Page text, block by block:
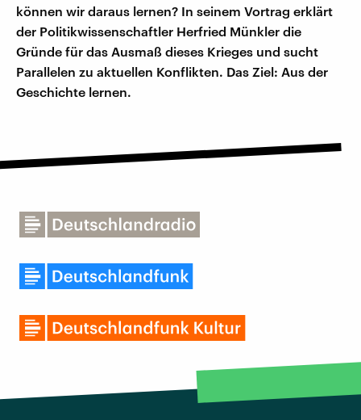
können wir daraus lernen? In seinem Vortrag erklärt
der Politikwissenschaftler Herfried Münkler die
Gründe für das Ausmaß dieses Krieges und sucht
Parallelen zu aktuellen Konflikten. Das Ziel: Aus der
Geschichte lernen.